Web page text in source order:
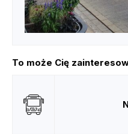
To może Cię